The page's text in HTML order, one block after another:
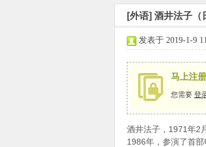
» ›
[外语] 酒井法子（
发表于 2019-1-9
马上注
您需要 登
酒井法子，1971年2
1986年，参演了首部